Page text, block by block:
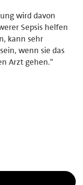
wird davon
Sepsis helfen
kann sehr
wenn sie das
Arzt gehen."